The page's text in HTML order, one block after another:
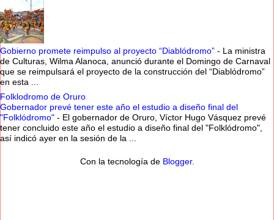
Gobierno promete reimpulso al proyecto “Diablódromo” - La ministra
de Culturas, Wilma Alanoca, anunció durante el Domingo de Carnaval
que se reimpulsará el proyecto de la construcción del “Diablódromo”
en esta ...
Folklodromo de Oruro
Gobernador prevé tener este año el estudio a diseño final del
"Folklódromo" - El gobernador de Oruro, Víctor Hugo Vásquez prevé
tener concluido este año el estudio a diseño final del "Folklódromo",
así indicó ayer en la sesión de la ...
Con la tecnología de Blogger.